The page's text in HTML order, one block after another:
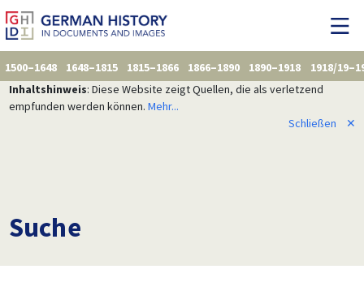
1500–1648 1648–1815 1815–1866 1866–1890 1890–1918
1918/
Inhaltshinweis: Diese Website zeigt Quellen, die als verletzend
empfunden werden können. Mehr...
Schließen
✕
Suche